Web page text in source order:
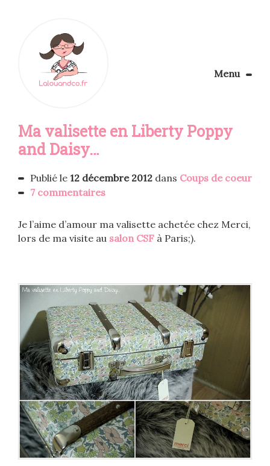
Menu
Apprendre la couture
Aménager son coin couture
Rechercher
Ma valisette en Liberty Poppy
and Daisy…
Publié le 12 décembre 2012 dans Coups de coeur
7 commentaires
Je l’aime d’amour ma valisette achetée chez Merci,
lors de ma visite au salon CSF à Paris;).